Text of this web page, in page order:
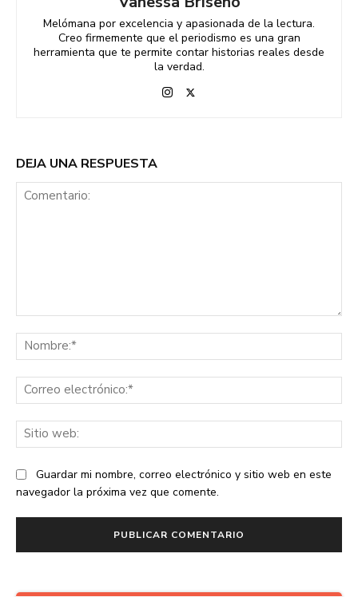
Melómana por excelencia y apasionada de la lectura.
Creo firmemente que el periodismo es una gran
herramienta que te permite contar historias reales desde
la verdad.
DEJA UNA RESPUESTA
Guardar mi nombre, correo electrónico y sitio web en este
navegador la próxima vez que comente.